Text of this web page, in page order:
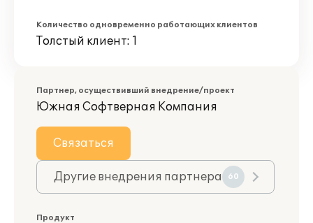
Количество одновременно работающих клиентов
Толстый клиент: 1
Партнер, осуществивший внедрение/проект
Южная Софтверная Компания
Связаться
Другие внедрения партнера 60
Продукт